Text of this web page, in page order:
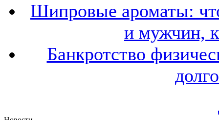
Шипровые ароматы:
и мужчин,
Банкротство